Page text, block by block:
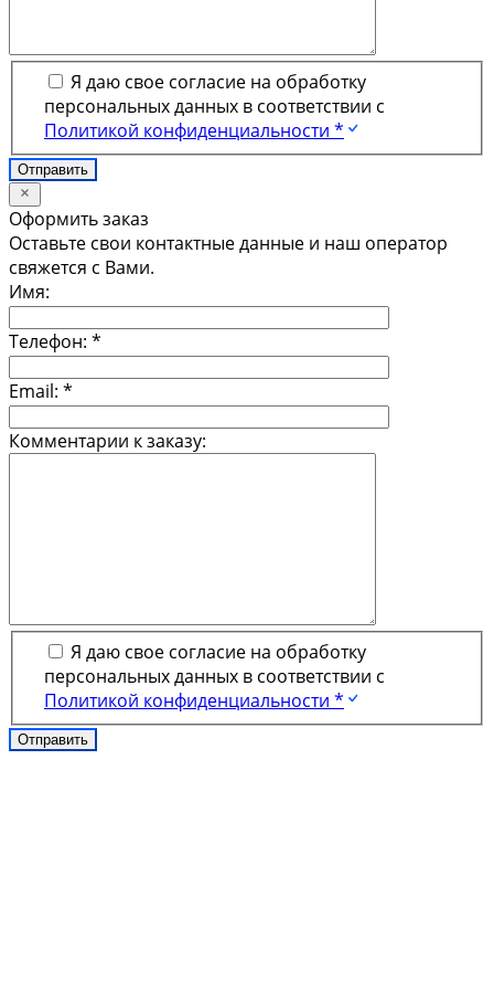
Я даю свое согласие на обработку
персональных данных в соответствии с
Политикой конфиденциальности *
Оформить заказ
Оставьте свои контактные данные и наш оператор
свяжется с Вами.
Имя:
Телефон: *
Email: *
Комментарии к заказу:
Я даю свое согласие на обработку
персональных данных в соответствии с
Политикой конфиденциальности *